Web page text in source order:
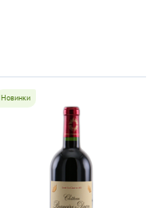
Новинки